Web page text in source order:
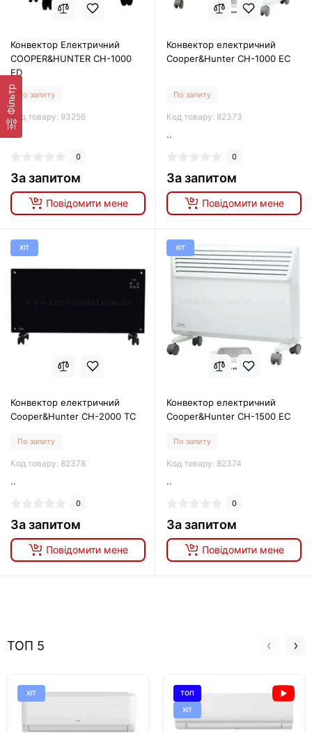
Фільтр
Конвектор Електричний
COOPER&HUNTER CH-1000
ED
По запиту
Код товару: 93256
0
За запитом
Повідомити мене
Конвектор електричний
Cooper&Hunter CH-1000 EC
По запиту
Код товару: 82373
..
0
За запитом
Повідомити мене
ХІТ
Конвектор електричний
Cooper&Hunter CH-2000 TC
По запиту
Код товару: 82378
..
0
За запитом
Повідомити мене
ХІТ
Конвектор електричний
Cooper&Hunter CH-1500 EC
По запиту
Код товару: 82374
..
0
За запитом
Повідомити мене
ТОП 5
ХІТ ТОП
ХІТ